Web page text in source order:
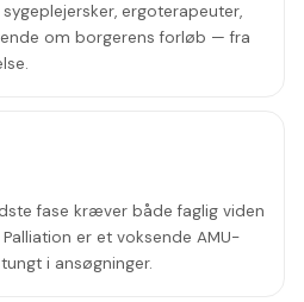
ergoterapeuter,
om borgerens forløb — fra
fase kræver både faglig viden
er et voksende AMU-
i ansøgninger.